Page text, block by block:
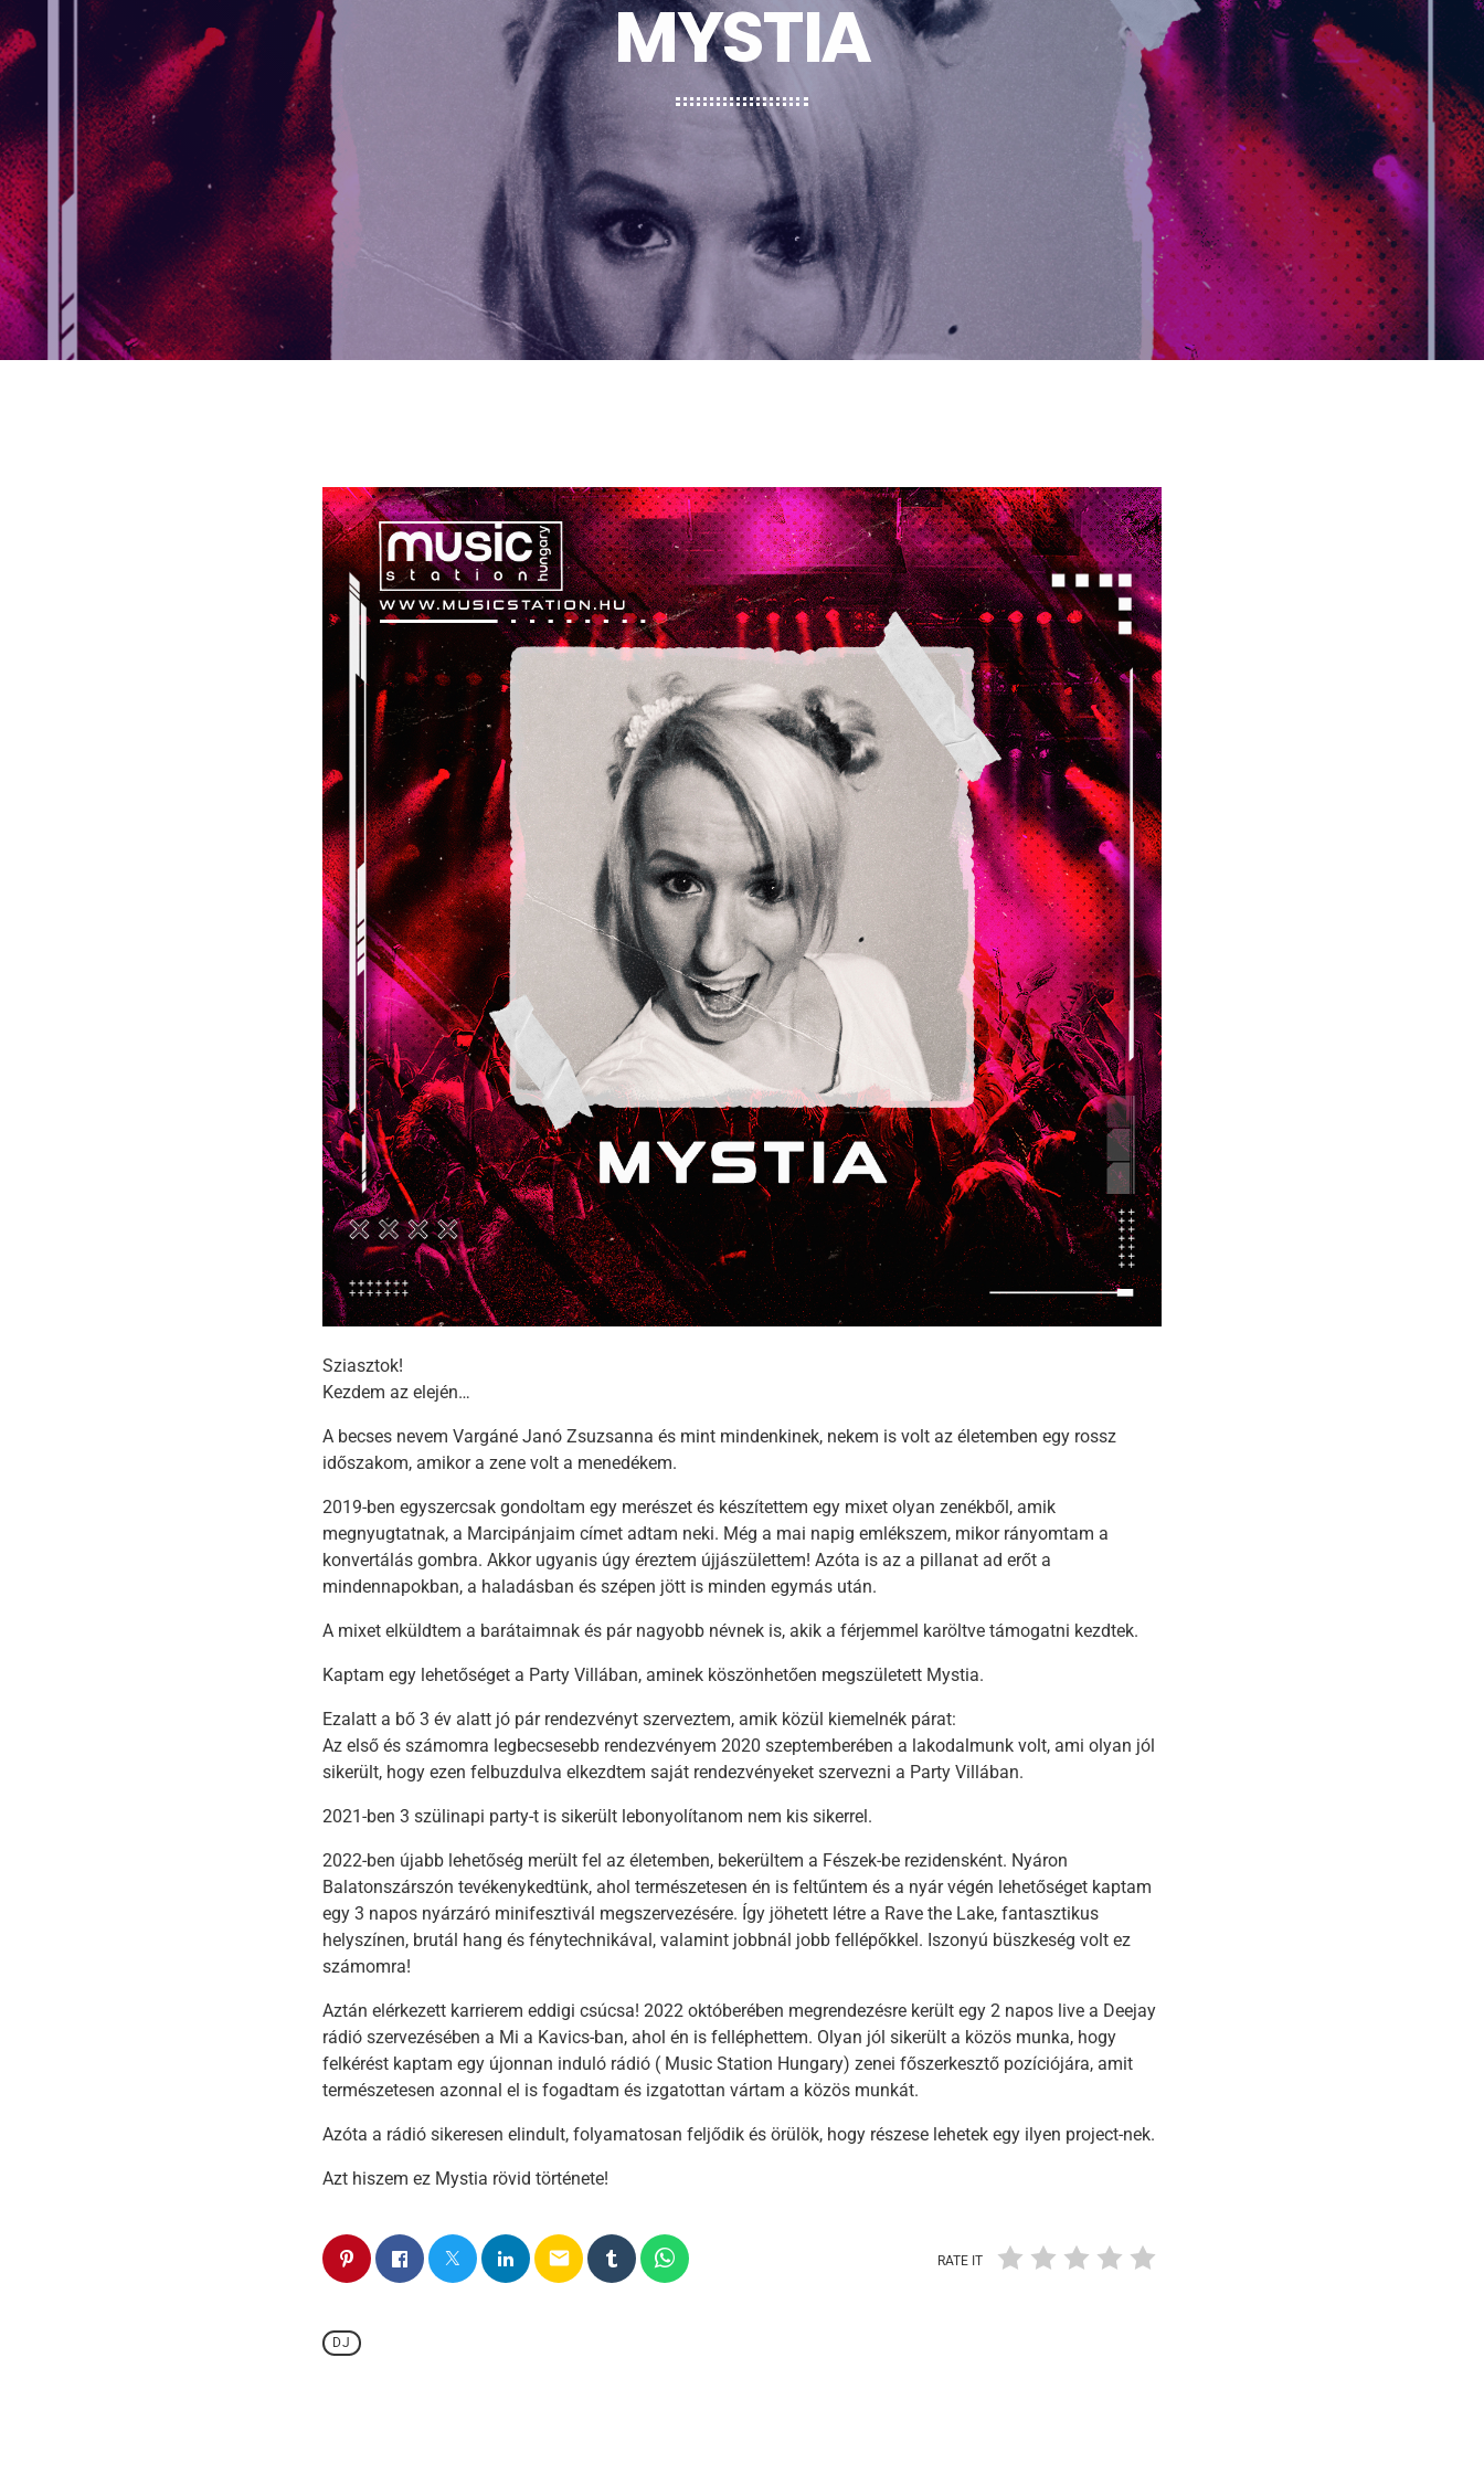
MYSTIA
Sziasztok!
Kezdem az elején…
A becses nevem Vargáné Janó Zsuzsanna és mint mindenkinek, nekem is volt az életemben egy rossz
időszakom, amikor a zene volt a menedékem.
2019-ben egyszercsak gondoltam egy merészet és készítettem egy mixet olyan zenékből, amik
megnyugtatnak, a Marcipánjaim címet adtam neki. Még a mai napig emlékszem, mikor rányomtam a
konvertálás gombra. Akkor ugyanis úgy éreztem újjászülettem! Azóta is az a pillanat ad erőt a
mindennapokban, a haladásban és szépen jött is minden egymás után.
A mixet elküldtem a barátaimnak és pár nagyobb névnek is, akik a férjemmel karöltve támogatni kezdtek.
Kaptam egy lehetőséget a Party Villában, aminek köszönhetően megszületett Mystia.
Ezalatt a bő 3 év alatt jó pár rendezvényt szerveztem, amik közül kiemelnék párat:
Az első és számomra legbecsesebb rendezvényem 2020 szeptemberében a lakodalmunk volt, ami olyan jól
sikerült, hogy ezen felbuzdulva elkezdtem saját rendezvényeket szervezni a Party Villában.
2021-ben 3 szülinapi party-t is sikerült lebonyolítanom nem kis sikerrel.
2022-ben újabb lehetőség merült fel az életemben, bekerültem a Fészek-be rezidensként. Nyáron
Balatonszárszón tevékenykedtünk, ahol természetesen én is feltűntem és a nyár végén lehetőséget kaptam
egy 3 napos nyárzáró minifesztivál megszervezésére. Így jöhetett létre a Rave the Lake, fantasztikus
helyszínen, brutál hang és fénytechnikával, valamint jobbnál jobb fellépőkkel. Iszonyú büszkeség volt ez
számomra!
Aztán elérkezett karrierem eddigi csúcsa! 2022 októberében megrendezésre került egy 2 napos live a Deejay
rádió szervezésében a Mi a Kavics-ban, ahol én is felléphettem. Olyan jól sikerült a közös munka, hogy
felkérést kaptam egy újonnan induló rádió ( Music Station Hungary) zenei főszerkesztő pozíciójára, amit
természetesen azonnal el is fogadtam és izgatottan vártam a közös munkát.
Azóta a rádió sikeresen elindult, folyamatosan feljődik és örülök, hogy részese lehetek egy ilyen project-nek.
Azt hiszem ez Mystia rövid története!
email RATE IT
DJ